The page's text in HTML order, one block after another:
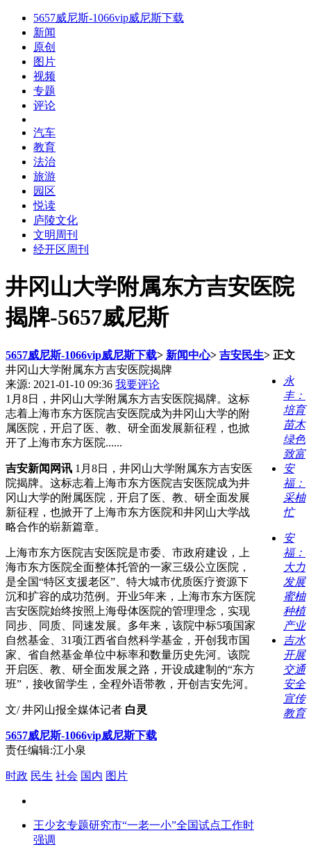
5657威尼斯-1066vip威尼斯下载
新闻
原创
图片
视频
专题
评论
汽车
教育
法治
旅游
园区
悦读
庐陵文化
文明周刊
经开区周刊
井冈山大学附属东方吉安医院
揭牌-5657威尼斯
5657威尼斯-1066vip威尼斯下载> 新闻中心> 吉安民生> 正文
井冈山大学附属东方吉安医院揭牌
来源: 2021-01-10 09:36 我要评论
1月8日，井冈山大学附属东方吉安医院揭牌。这标
志着上海市东方医院吉安医院成为井冈山大学的附
属医院，开启了医、教、研全面发展新征程，也掀
开了上海市东方医院......
吉安新闻网讯 1月8日，井冈山大学附属东方吉安医
院揭牌。这标志着上海市东方医院吉安医院成为井
冈山大学的附属医院，开启了医、教、研全面发展
新征程，也掀开了上海市东方医院和井冈山大学战
略合作的崭新篇章。
上海市东方医院吉安医院是市委、市政府建设，上
海市东方医院全面整体托管的一家三级公立医院，
是全国“特区支援老区”、特大城市优质医疗资源下
沉和扩容的成功范例。开业5年来，上海市东方医院
吉安医院始终按照上海母体医院的管理理念，实现
同步、同质、同速发展。多年来，该院中标5项国家
自然基金、31项江西省自然科学基金，开创我市国
家、省自然基金单位中标率和数量历史先河。该院
开启医、教、研全面发展之路，开设成建制的“东方
班”，接收留学生，全程外语带教，开创吉安先河。
文/ 井冈山报全媒体记者 白灵
5657威尼斯-1066vip威尼斯下载
责任编辑:江小泉
时政 民生 社会 国内 图片
王少玄专题研究市“一老一小”全国试点工作时
强调
永
丰：
培育
苗木
绿色
致富
安
福：
采柚
忙
安
福：
大力
发展
蜜柚
种植
产业
吉水
开展
交通
安全
宣传
教育